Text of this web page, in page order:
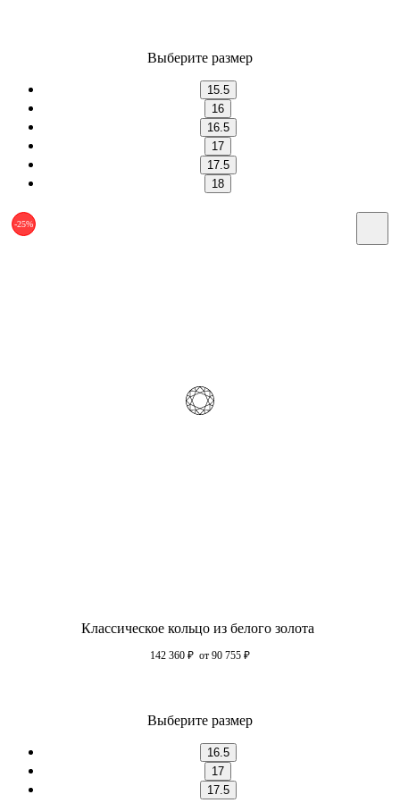
Выберите размер
15.5
16
16.5
17
17.5
18
-25%
Классическое кольцо из белого золота
142 360 ₽ от 90 755 ₽
Выберите размер
16.5
17
17.5